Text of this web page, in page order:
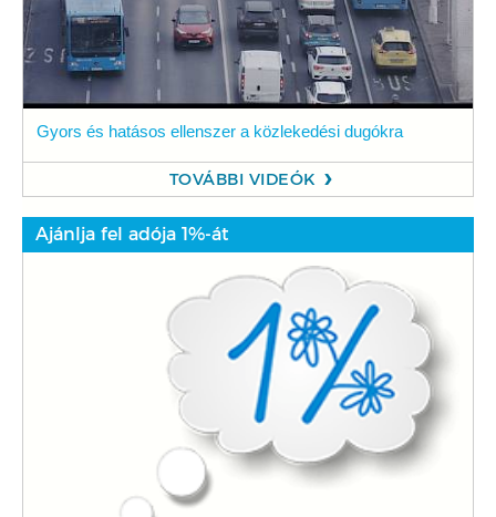
Gyors és hatásos ellenszer a közlekedési dugókra
TOVÁBBI VIDEÓK
Ajánlja fel adója 1%-át